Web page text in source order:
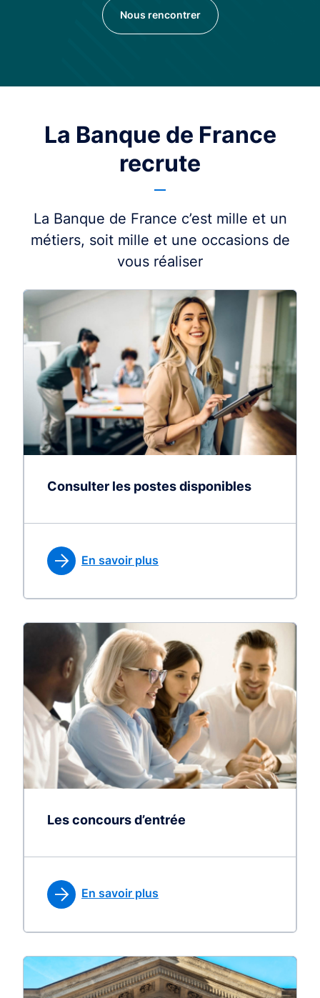
Nous rencontrer
La Banque de France
recrute
La Banque de France c’est mille et un
métiers, soit mille et une occasions de
vous réaliser
Consulter les postes disponibles
En savoir plus
Les concours d’entrée
En savoir plus